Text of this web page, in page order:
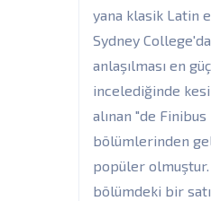
yana klasik Latin
Sydney
anlaşılması en
incelediğinde
alınan "de Finibus
bölümlerinden
popüler olmuştur.
bölümdeki bir